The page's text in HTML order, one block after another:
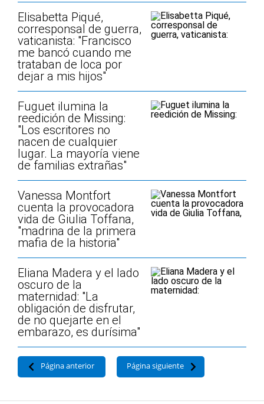
Elisabetta Piqué,
corresponsal de guerra,
vaticanista: "Francisco
me bancó cuando me
trataban de loca por
dejar a mis hijos"
Fuguet ilumina la
reedición de Missing:
"Los escritores no
nacen de cualquier
lugar. La mayoría viene
de familias extrañas"
Vanessa Montfort
cuenta la provocadora
vida de Giulia Toffana,
"madrina de la primera
mafia de la historia"
Eliana Madera y el lado
oscuro de la
maternidad: "La
obligación de disfrutar,
de no quejarte en el
embarazo, es durísima"
Página anterior Página siguiente